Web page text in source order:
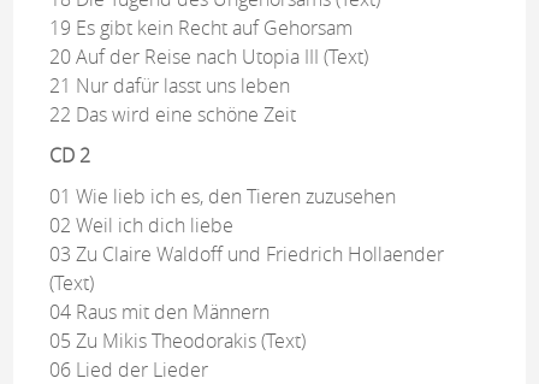
19 Es gibt kein Recht auf Gehorsam
20 Auf der Reise nach Utopia III (Text)
21 Nur dafür lasst uns leben
22 Das wird eine schöne Zeit
CD 2
01 Wie lieb ich es, den Tieren zuzusehen
02 Weil ich dich liebe
03 Zu Claire Waldoff und Friedrich Hollaender
(Text)
04 Raus mit den Männern
05 Zu Mikis Theodorakis (Text)
06 Lied der Lieder